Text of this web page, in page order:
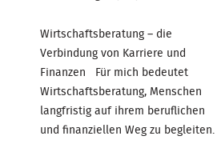
Wirtschaftsberatung – die
Verbindung von Karriere und
Finanzen Für mich bedeutet
Wirtschaftsberatung, Menschen
langfristig auf ihrem beruflichen
und finanziellen Weg zu begleiten.